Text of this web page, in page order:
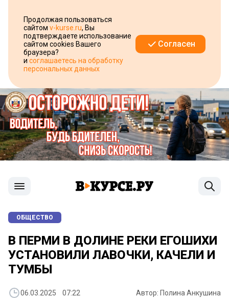
Продолжая пользоваться
сайтом v-kurse.ru, Вы
подтверждаете использование
сайтом cookies Вашего
браузера?
и соглашаетесь на обработку
персональных данных
Согласен
ОБЩЕСТВО
В ПЕРМИ В ДОЛИНЕ РЕКИ ЕГОШИХИ
УСТАНОВИЛИ ЛАВОЧКИ, КАЧЕЛИ И
ТУМБЫ
06.03.2025 07:22 Автор: Полина Анкушина